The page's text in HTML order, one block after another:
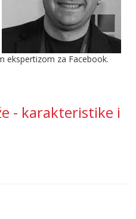
ekspertizom za Facebook.
- karakteristike i